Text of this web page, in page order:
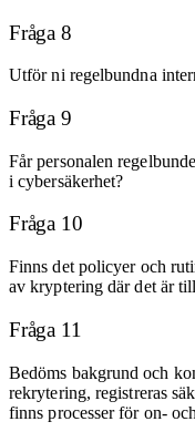
Fråga 8
Utför ni regelbundna
Fråga 9
Får personalen
i cybersäkerhet?
Fråga 10
Finns det policyer och
av kryptering där det är
Fråga 11
Bedöms bakgrund och
rekrytering, registreras
finns processer för on-